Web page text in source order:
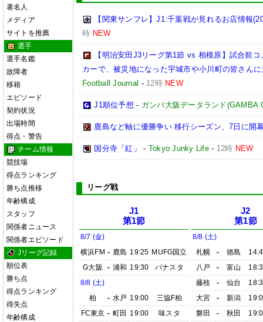
著名人
メディア
サイトを推薦
選手
選手名鑑
故障者
移籍
エピソード
契約状況
出場時間
得点・警告
チーム情報
競技場
得点ランキング
勝ち点推移
年齢構成
スタッフ
関係者ニュース
関係者エピソード
Jリーグ記録
順位表
勝ち点
得点ランキング
得失点
年齢構成
【関東サンフレ】J1:千葉戦が見れるお店情報
時 NEW
【明治安田J3リーグ第1節 vs 相模原】試合前
カーで、被災地になった宇城市や小川町の皆さん
Football Journal - 12時 NEW
J1順位予想 - ガンバ大阪データランド(GAMBA
鹿島など軸に優勝争い 移行シーズン、7日に開
国分寺「紅」 - Tokyo Junky Life- 12時 NEW
リーグ戦
J1
第1節
8/7 (金)
横浜FM - 鹿島 19:25 MUFG国立
G大阪
- 浦和 19:30
パナスタ
8/8 (土)
柏
- 水戸 19:00
三協F柏
FC東京 - 町田 19:00
味スタ
J2
第1節
8/8 (土)
札幌
- 徳島
八戸
- 富山
藤枝
- 仙台
大宮
- 新潟
磐田
- 秋田